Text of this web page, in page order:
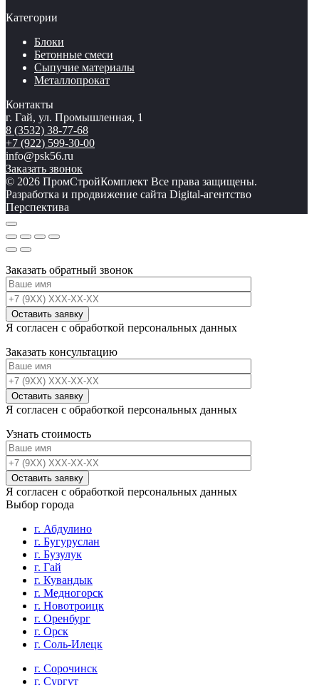
Категории
Блоки
Бетонные смеси
Сыпучие материалы
Металлопрокат
Контакты
г. Гай, ул. Промышленная, 1
8 (3532) 38-77-68
+7 (922) 599-30-00
info@psk56.ru
Заказать звонок
© 2026 ПромСтройКомплект Все права защищены.
Разработка и продвижение сайта Digital-агентство
Перспектива
Заказать обратный звонок
Я согласен с обработкой персональных данных
Заказать консультацию
Я согласен с обработкой персональных данных
Узнать стоимость
Я согласен с обработкой персональных данных
Выбор города
г. Абдулино
г. Бугуруслан
г. Бузулук
г. Гай
г. Кувандык
г. Медногорск
г. Новотроицк
г. Оренбург
г. Орск
г. Соль-Илецк
г. Сорочинск
г. Сургут